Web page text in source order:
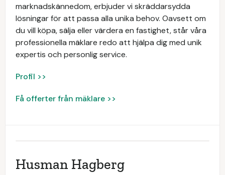
marknadskännedom, erbjuder vi skräddarsydda
lösningar för att passa alla unika behov. Oavsett om
du vill köpa, sälja eller värdera en fastighet, står våra
professionella mäklare redo att hjälpa dig med unik
expertis och personlig service.
Profil >>
Få offerter från mäklare >>
Husman Hagberg